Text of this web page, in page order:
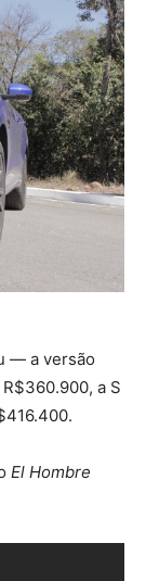
— a versão
a S
El Hombre